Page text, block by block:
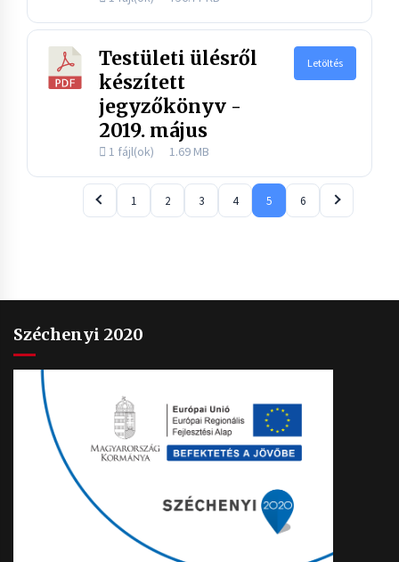
Testületi ülésről
készített
jegyzőkönyv -
2019. május
1 fájl(ok) 1.69 MB
Letöltés
1 2 3 4 5 6
Széchenyi 2020